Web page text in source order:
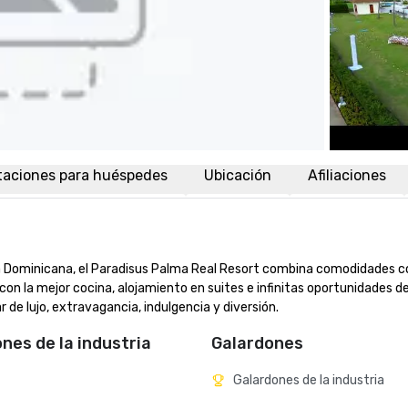
para huéspedes Ubicación Afiliaciones
el Paradisus Palma Real Resort combina comodidades
la mejor cocina, alojamiento en suites e infinitas oportunidades
lujo, extravagancia, indulgencia y diversión.
de la industria Galardones
Galardones de la industria